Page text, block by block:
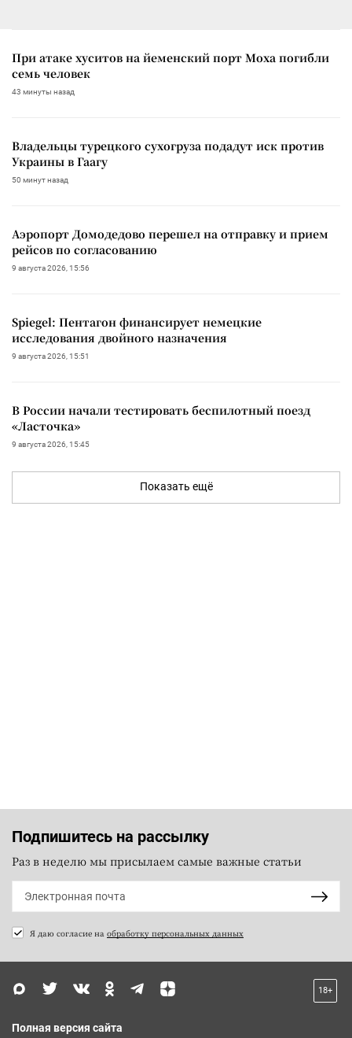
При атаке хуситов на йеменский порт Моха погибли
семь человек
43 минуты назад
Владельцы турецкого сухогруза подадут иск против
Украины в Гаагу
50 минут назад
Аэропорт Домодедово перешел на отправку и прием
рейсов по согласованию
9 августа 2026, 15:56
Spiegel: Пентагон финансирует немецкие
исследования двойного назначения
9 августа 2026, 15:51
В России начали тестировать беспилотный поезд
«Ласточка»
9 августа 2026, 15:45
Показать ещё
Подпишитесь на рассылку
Раз в неделю мы присылаем самые важные статьи
Я даю согласие на обработку персональных данных
18+
Полная версия сайта